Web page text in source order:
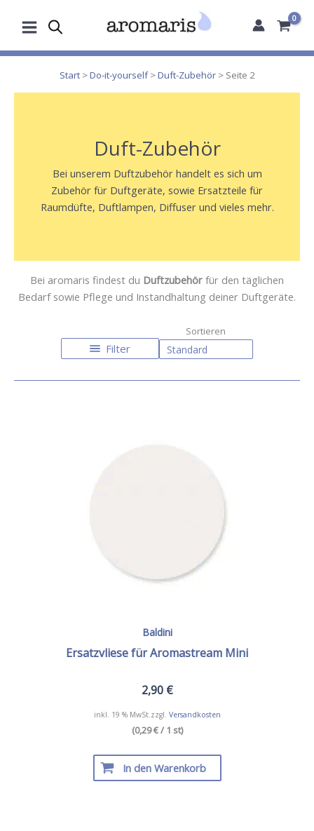
Inhalt
Start>Do-it-yourself>Duft-Zubehör> Seite 2
Duft-Zubehör
Bei unserem Duftzubehör handelt es sich um
Zubehör für Duftgeräte, sowie Ersatzteile für
Raumdüfte, Duftlampen, Diffuser und vieles mehr.
Bei aromaris findest du Duftzubehör für den täglichen
Bedarf sowie Pflege und Instandhaltung deiner Duftgeräte.
Filter
Baldini
Ersatzvliese für Aromastream Mini
2,90 €
inkl. 19 % MwSt. zzgl. Versandkosten
(0,29 € / 1 st)
In den Warenkorb